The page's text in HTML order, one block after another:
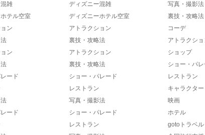
雑
テル空室
ン
ン
ード
ード
ディズニー混雑
ディズニーホテル空室
アトラクション
裏技・攻略法
アトラクション
裏技・攻略法
ショー・パレード
レストラン
写真・撮影法
ショー・パレード
レストラン
写真・撮影法
裏技・攻略法
コーデ
アトラクシ
ショップ
ショー・パ
レストラン
キャラクター
映画
ホテル
gotoトラベル